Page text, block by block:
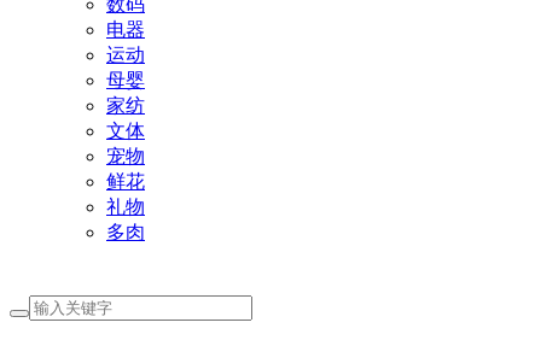
数码
电器
运动
母婴
家纺
文体
宠物
鲜花
礼物
多肉